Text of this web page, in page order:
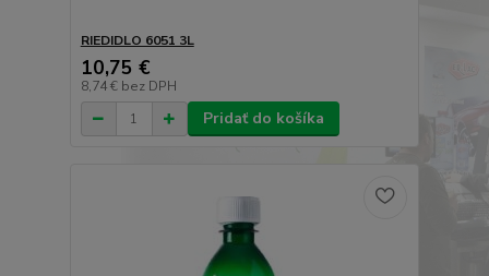
RIEDIDLO 6051 3L
10,75 €
8,74 € bez DPH
Pridať do košíka